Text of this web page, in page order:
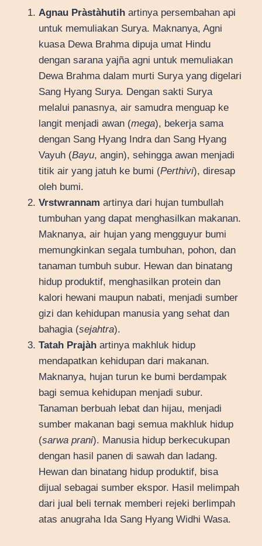
Agnau Pràstàhutih artinya persembahan api
untuk memuliakan Surya. Maknanya, Agni
kuasa Dewa Brahma dipuja umat Hindu
dengan sarana yajña agni untuk memuliakan
Dewa Brahma dalam murti Surya yang digelari
Sang Hyang Surya. Dengan sakti Surya
melalui panasnya, air samudra menguap ke
langit menjadi awan (mega), bekerja sama
dengan Sang Hyang Indra dan Sang Hyang
Vayuh (Bayu, angin), sehingga awan menjadi
titik air yang jatuh ke bumi (Perthivi), diresap
oleh bumi.
Vrstwrannam artinya dari hujan tumbullah
tumbuhan yang dapat menghasilkan makanan.
Maknanya, air hujan yang mengguyur bumi
memungkinkan segala tumbuhan, pohon, dan
tanaman tumbuh subur. Hewan dan binatang
hidup produktif, menghasilkan protein dan
kalori hewani maupun nabati, menjadi sumber
gizi dan kehidupan manusia yang sehat dan
bahagia (sejahtra).
Tatah Prajàh artinya makhluk hidup
mendapatkan kehidupan dari makanan.
Maknanya, hujan turun ke bumi berdampak
bagi semua kehidupan menjadi subur.
Tanaman berbuah lebat dan hijau, menjadi
sumber makanan bagi semua makhluk hidup
(sarwa prani). Manusia hidup berkecukupan
dengan hasil panen di sawah dan ladang.
Hewan dan binatang hidup produktif, bisa
dijual sebagai sumber ekspor. Hasil melimpah
dari jual beli ternak memberi rejeki berlimpah
atas anugraha Ida Sang Hyang Widhi Wasa.